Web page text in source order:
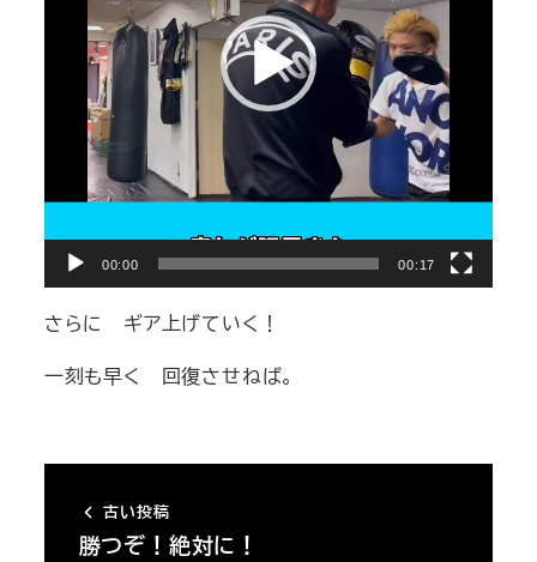
00:00 00:17
さらに ギア上げていく！
一刻も早く 回復させねば。
古い投稿
勝つぞ！絶対に！